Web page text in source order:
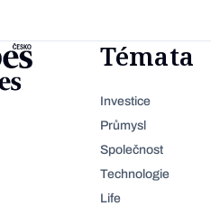
Témata
Investice
Průmysl
Společnost
Technologie
Life